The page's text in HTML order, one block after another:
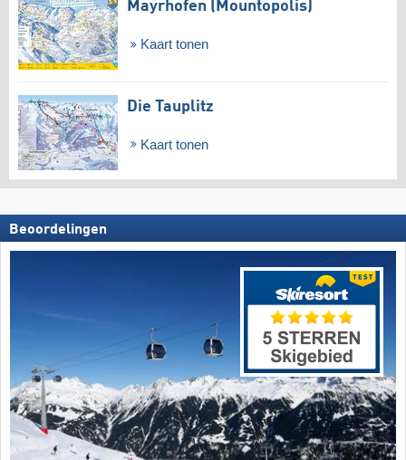
Mayrhofen (Mountopolis)
Kaart tonen
Die Tauplitz
Kaart tonen
Beoordelingen